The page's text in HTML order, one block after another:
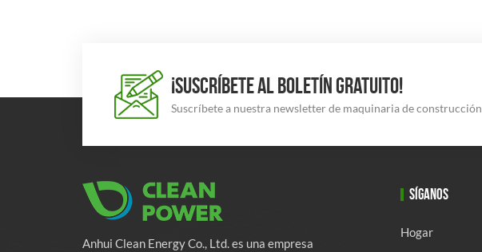
¡SUSCRÍBETE AL BOLETÍN GRATUITO!
Suscríbete a nuestra newsletter de maquinaria de construcción
Anhui Clean Energy Co., Ltd. es una empresa
SÍGANOS
Hogar